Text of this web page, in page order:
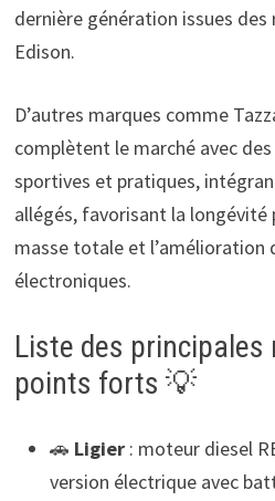
dernière génération issues
Edison.
D’autres marques comme
complètent le marché avec
sportives et pratiques,
allégés, favorisant la longévité
masse totale et l’amélioration
électroniques.
Liste des principales
points forts 💡
🚗 Ligier: moteur diesel
version électrique avec